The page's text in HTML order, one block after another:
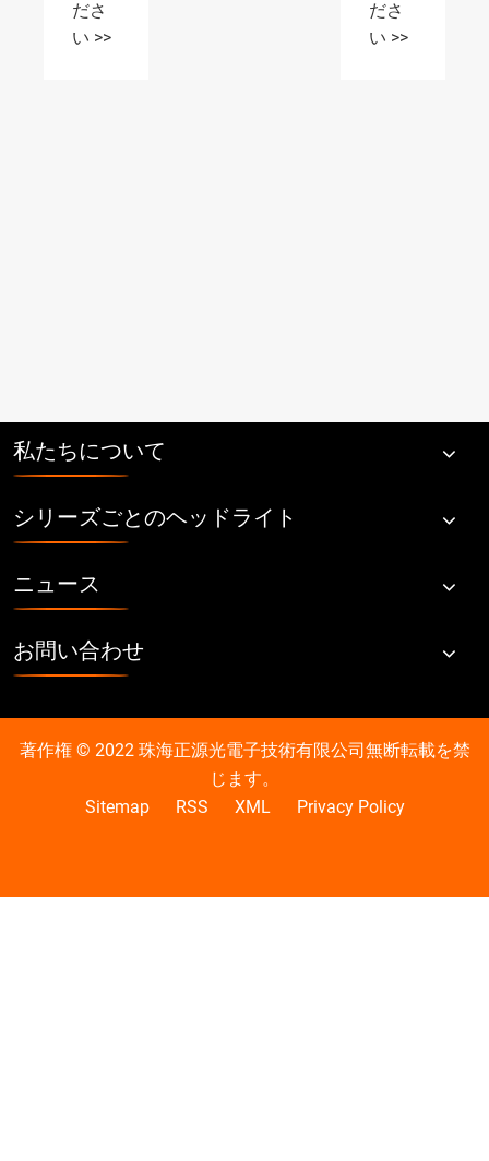
詳細
をご
私たちについて
シリーズごとのヘッドライト
ニュース
お問い合わせ
著作権 © 2022 珠海正源光電子技術有限公司無断転載を禁
じます。
Sitemap
RSS XML Privacy Policy